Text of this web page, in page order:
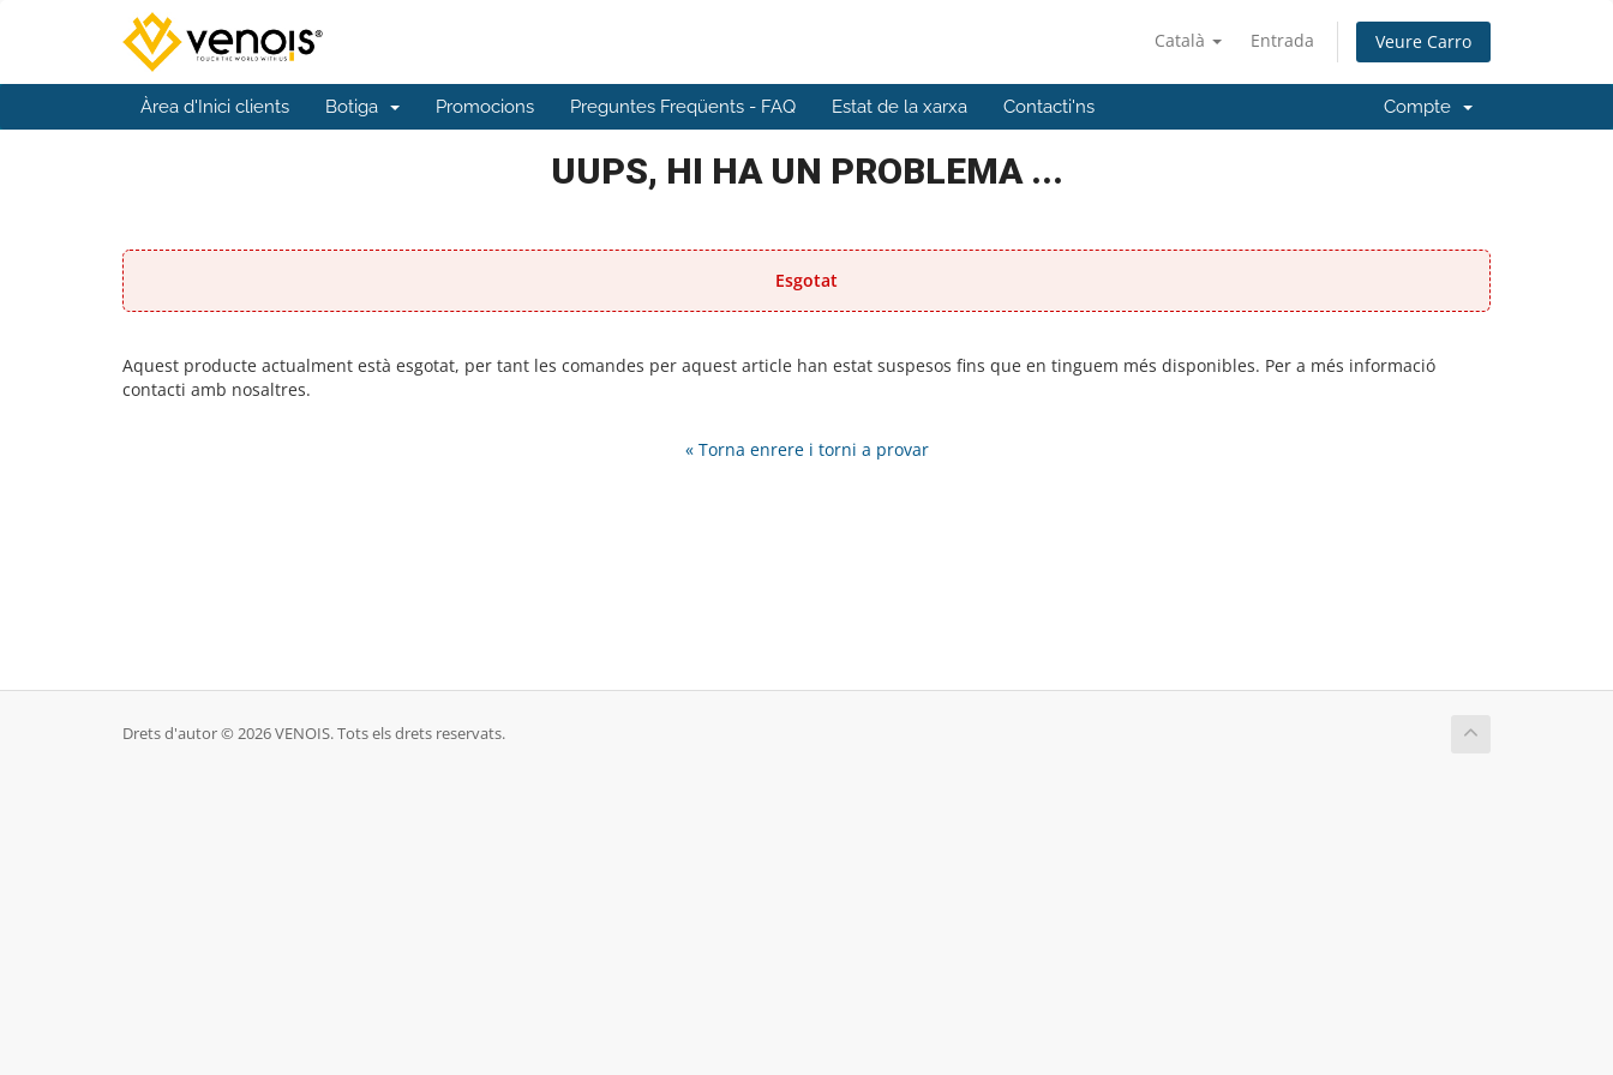
Català Entrada Veure Carro
Àrea d'Inici clients Botiga Promocions Preguntes Freqüents - FAQ Estat de la xarxa Contacti'ns Compte
UUPS, HI HA UN PROBLEMA ...
Esgotat
Aquest producte actualment està esgotat, per tant les comandes per aquest article han estat suspesos fins que en tinguem més disponibles. Per a més informació
contacti amb nosaltres.
« Torna enrere i torni a provar
Drets d'autor © 2026 VENOIS. Tots els drets reservats.